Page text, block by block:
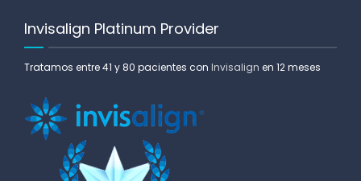
Invisalign Platinum Provider
Tratamos entre 41 y 80 pacientes con Invisalign en 12 meses